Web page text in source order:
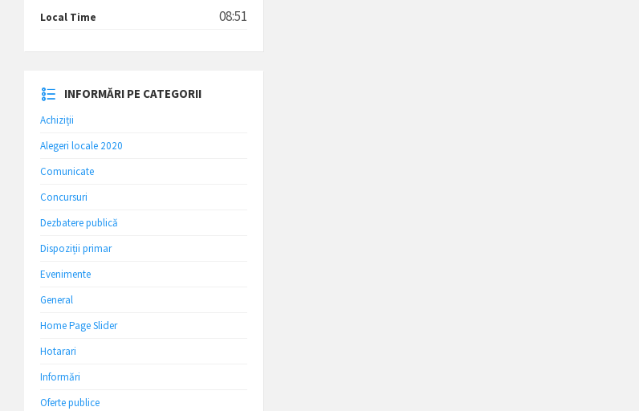
Local Time 08:51
INFORMĂRI PE CATEGORII
Achiziții
Alegeri locale 2020
Comunicate
Concursuri
Dezbatere publică
Dispoziții primar
Evenimente
General
Home Page Slider
Hotarari
Informări
Oferte publice